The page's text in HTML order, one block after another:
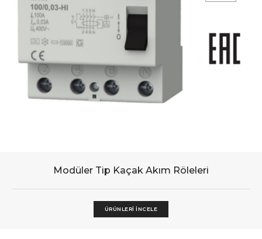
Modüler Tip Kaçak Akım Röleleri
ÜRÜNLERI İNCELE